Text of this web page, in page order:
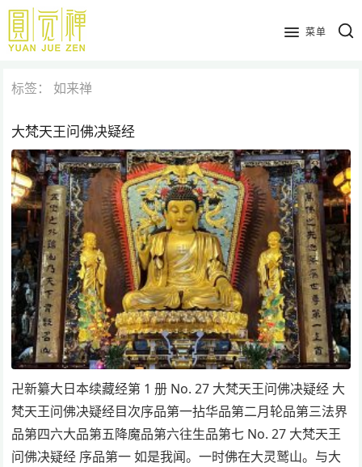
跳
主
内
菜单
标签：如来禅
大梵天王问佛决疑经
卍新纂大日本续藏经第 1 册 No. 27 大梵天王问佛决疑经 大
梵天王问佛决疑经目次序品第一拈华品第二月轮品第三法界
品第四六大品第五降魔品第六往生品第七 No. 27 大梵天王
问佛决疑经 序品第一 如是我闻。一时佛在大灵鹫山。与大